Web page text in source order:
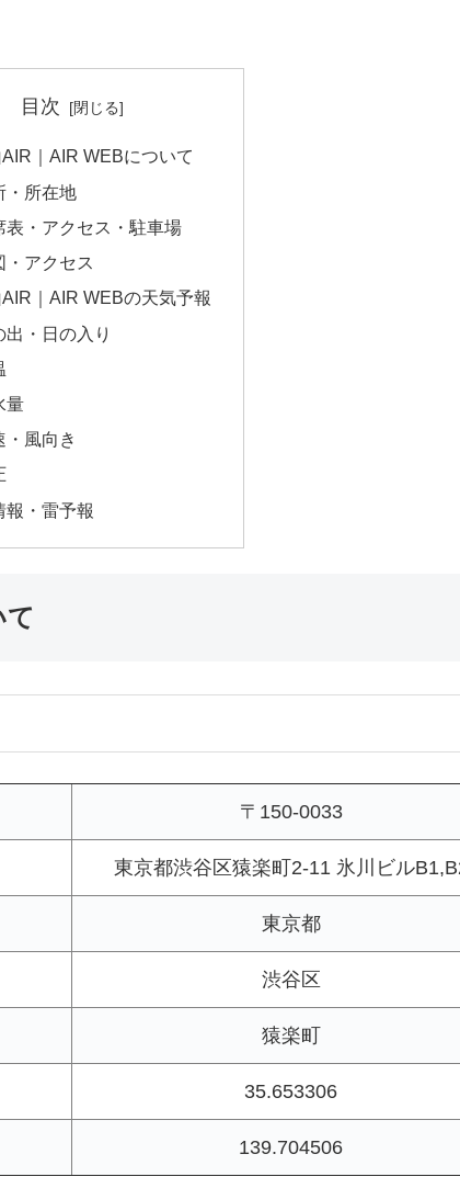
目次
｜AIR WEBについて
・所在地
表・アクセス・駐車場
・アクセス
｜AIR WEBの天気予報
出・日の入り
量
・風向き
報・雷予報
〒150-0033
東京都渋谷区猿楽町2-11 氷川ビル
東京都
渋谷区
猿楽町
35.653306
139.704506